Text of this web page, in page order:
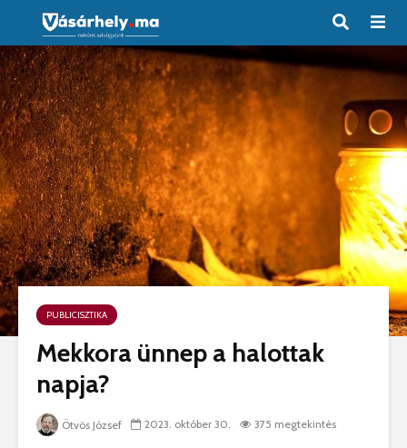
PUBLICISZTIKA
Mekkora ünnep a halottak
napja?
Ötvös József 2023. október 30. 375 megtekintés